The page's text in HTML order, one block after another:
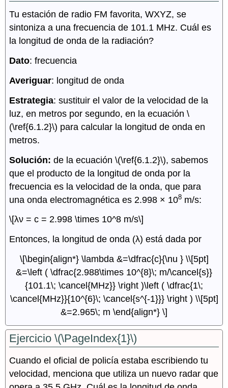
Tu estación de radio FM favorita, WXYZ, se
sintoniza a una frecuencia de 101.1 MHz. Cuál es
la longitud de onda de la radiación?
Dato: frecuencia
Averiguar: longitud de onda
Estrategia: sustituir el valor de la velocidad de la
luz, en metros por segundo, en la ecuación \
(\ref{6.1.2}\) para calcular la longitud de onda en
metros.
Solución: de la ecuación \(\ref{6.1.2}\), sabemos
que el producto de la longitud de onda por la
frecuencia es la velocidad de la onda, que para
una onda electromagnética es 2.998 × 108 m/s:
\[λν = c = 2.998 \times 10^8 m/s\]
Entonces, la longitud de onda (λ) está dada por
\[\begin{align*} \lambda &=\dfrac{c}{\nu } \\[5pt]
&=\left ( \dfrac{2.988\times 10^{8}\; m/\cancel{s}}
{101.1\; \cancel{MHz}} \right )\left ( \dfrac{1\;
\cancel{MHz}}{10^{6}\; \cancel{s^{-1}}} \right ) \\[5pt]
&=2.965\; m \end{align*} \]
Ejercicio \(\PageIndex{1}\)
Cuando el oficial de policía estaba escribiendo tu
velocidad, menciona que utiliza un nuevo radar que